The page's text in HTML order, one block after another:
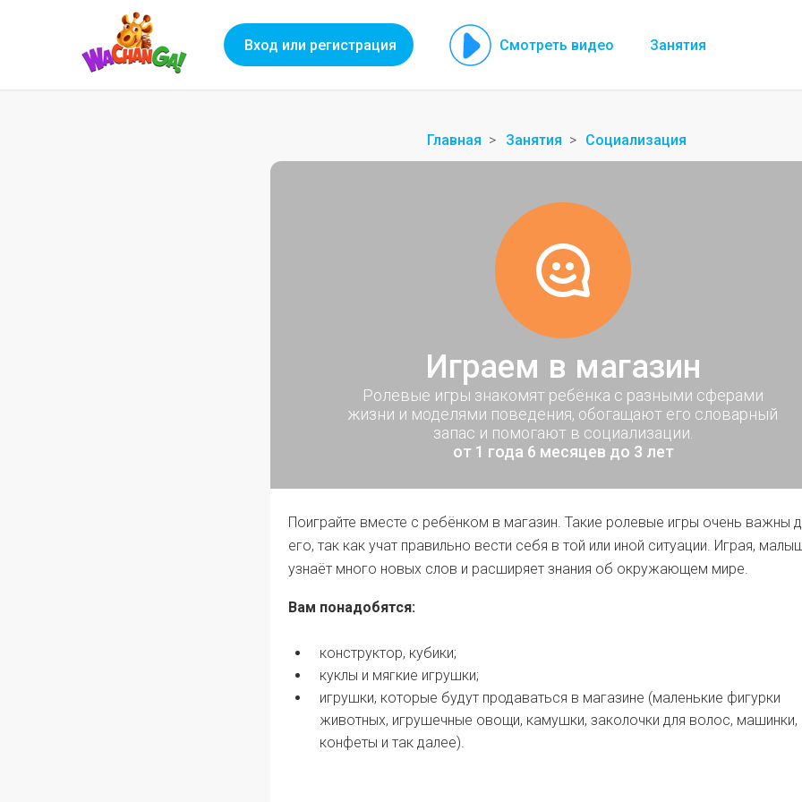
Вход или регистрация Смотреть видео Занятия
Главная Занятия Социализация
Играем в магазин
Ролевые игры знакомят ребёнка с разными сферами
жизни и моделями поведения, обогащают его словарный
запас и помогают в социализации.
от 1 года 6 месяцев до 3 лет
Поиграйте вместе с ребёнком в магазин. Такие ролевые игры очень важны
его, так как учат правильно вести себя в той или иной ситуации. Играя,
узнаёт много новых слов и расширяет знания об окружающем мире.
Вам понадобятся:
конструктор, кубики;
куклы и мягкие игрушки;
игрушки, которые будут продаваться в магазине (маленькие фигурки
животных, игрушечные овощи, камушки, заколочки для волос, машинки,
конфеты и так далее).